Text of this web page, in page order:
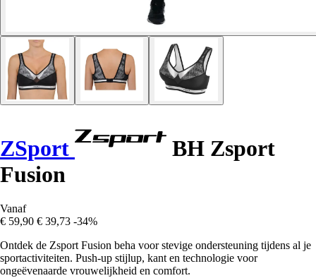
ZSport
BH Zsport
Fusion
Vanaf
€ 59,90 € 39,73 -34%
Ontdek de Zsport Fusion beha voor stevige ondersteuning tijdens al je
sportactiviteiten. Push-up stijlup, kant en technologie voor
ongeëvenaarde vrouwelijkheid en comfort.